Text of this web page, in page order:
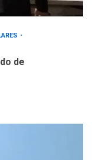
de